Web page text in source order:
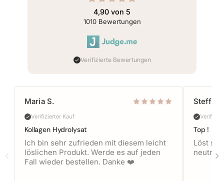
4,90 von 5
1010Bewertungen
Verifizierte Bewertungen
Maria S.
Verifizierter Kauf
Kollagen Hydrolysat
Ich bin sehr zufrieden mit diesem leicht
löslichen Produkt. Werde es auf jeden
Fall wieder bestellen. Danke ❤️
Steffi
Top !
Löst
neutral.